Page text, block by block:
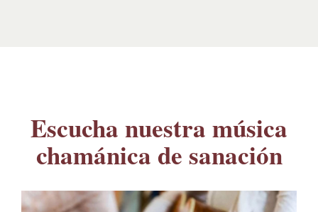
Escucha nuestra música
chamánica de sanación